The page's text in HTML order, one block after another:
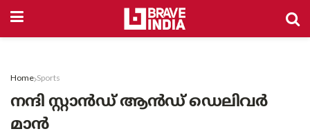
Home Sports
നന്ദി സ്റ്റാൻഡ് ആൻഡ് ഡെലിവർ
മാൻ